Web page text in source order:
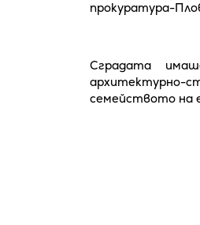
прокуратура-
Сградата
архитектурно-
семейството на